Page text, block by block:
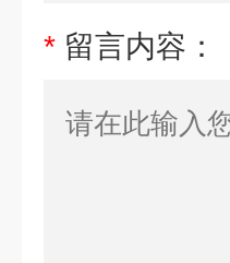
* 留言内容：